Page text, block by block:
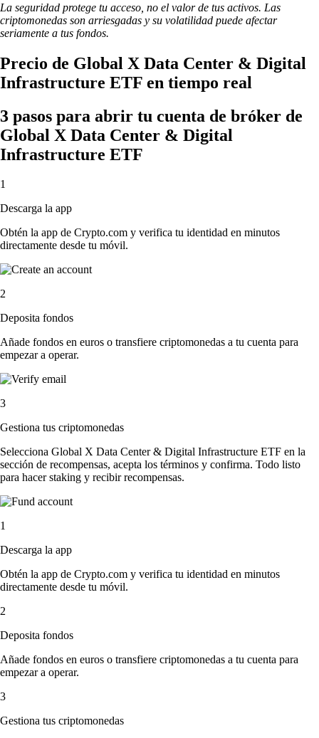
La seguridad protege tu acceso, no el valor de tus activos. Las
criptomonedas son arriesgadas y su volatilidad puede afectar
seriamente a tus fondos.
Precio de Global X Data Center & Digital
Infrastructure ETF en tiempo real
3 pasos para abrir tu cuenta de bróker de
Global X Data Center & Digital
Infrastructure ETF
1
Descarga la app
Obtén la app de Crypto.com y verifica tu identidad en minutos
directamente desde tu móvil.
2
Deposita fondos
Añade fondos en euros o transfiere criptomonedas a tu cuenta para
empezar a operar.
3
Gestiona tus criptomonedas
Selecciona Global X Data Center & Digital Infrastructure ETF en la
sección de recompensas, acepta los términos y confirma. Todo listo
para hacer staking y recibir recompensas.
1
Descarga la app
Obtén la app de Crypto.com y verifica tu identidad en minutos
directamente desde tu móvil.
2
Deposita fondos
Añade fondos en euros o transfiere criptomonedas a tu cuenta para
empezar a operar.
3
Gestiona tus criptomonedas